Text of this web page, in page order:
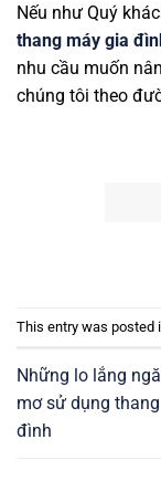
Nếu như Quý
thang máy gia
nhu cầu muốn
chúng tôi theo
This entry was posted
Những lo lắng
mơ sử dụng
đình